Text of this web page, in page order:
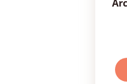
archange michael, qui